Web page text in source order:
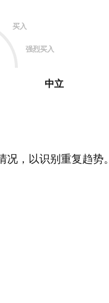
买入
强烈买入
中立
，以识别重复趋势。